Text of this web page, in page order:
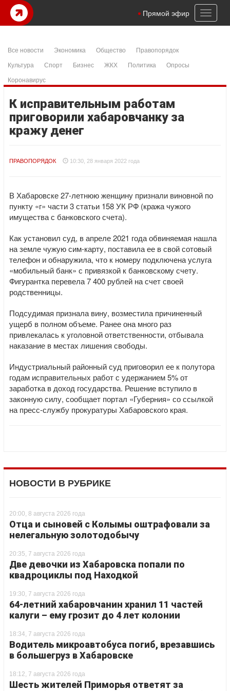
Toggle
Прямой эфир
Все новости Экономика Общество
Правопорядок
Культура
Спорт Бизнес ЖКХ Политика
Опросы
Коронавирус
К исправительным работам
приговорили хабаровчанку за
кражу денег
ПРАВОПОРЯДОК 10:30, 28 января 2022 года
В Хабаровске 27-летнюю женщину признали виновной по
пункту «г» части 3 статьи 158 УК РФ (кража чужого
имущества с банковского счета).
Как установил суд, в апреле 2021 года обвиняемая нашла
на земле чужую сим-карту, поставила ее в свой сотовый
телефон и обнаружила, что к номеру подключена услуга
«мобильный банк» с привязкой к банковскому счету.
Фигурантка перевела 7 400 рублей на счет своей
родственницы.
Подсудимая признала вину, возместила причиненный
ущерб в полном объеме. Ранее она много раз
привлекалась к уголовной ответственности, отбывала
наказание в местах лишения свободы.
Индустриальный районный суд приговорил ее к полутора
годам исправительных работ с удержанием 5% от
заработка в доход государства. Решение вступило в
законную силу, сообщает портал «Губерния» со ссылкой
на пресс-службу прокуратуры Хабаровского края.
НОВОСТИ В РУБРИКЕ
20:00, 8 августа 2026 года
Отца и сыновей с Колымы оштрафовали за
нелегальную золотодобычу
20:35, 7 августа 2026 года
Две девочки из Хабаровска попали по
квадроциклы под Находкой
19:30, 7 августа 2026 года
64-летний хабаровчанин хранил 11 частей
калуги – ему грозит до 4 лет колонии
18:34, 7 августа 2026 года
Водитель микроавтобуса погиб, врезавшись
в большегруз в Хабаровске
18:12, 7 августа 2026 года
Шесть жителей Приморья ответят за